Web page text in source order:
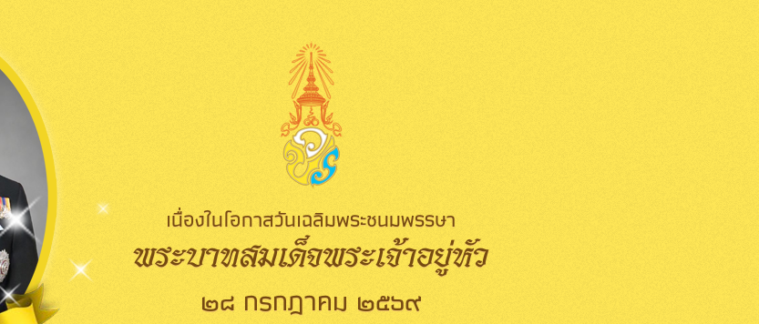
เนื่องในโอกาสวันเฉลิมพระชนมพรรษา
พระบาทสมเด็จพระเจ้าอยู่หัว
๒๘ กรกฎาคม ๒๕๖๙